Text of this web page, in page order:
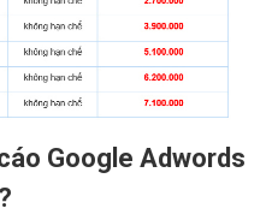
Google Adwords